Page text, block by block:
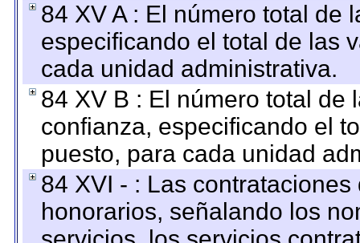
84 XV A : El número total de
especificando el total de las
cada unidad administrativa.
84 XV B : El número total de
confianza, especificando el
puesto, para cada unidad
84 XVI - : Las
honorarios, señalando los